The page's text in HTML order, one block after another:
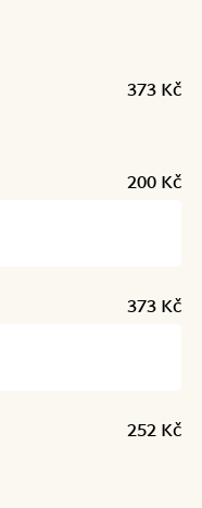
373 Kč
200 Kč
373 Kč
252 Kč